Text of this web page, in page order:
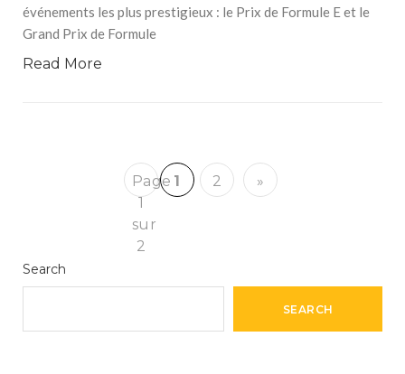
événements les plus prestigieux : le Prix de Formule E et le
Grand Prix de Formule
Read More
Page
1
sur
2
1 2 »
Search
SEARCH